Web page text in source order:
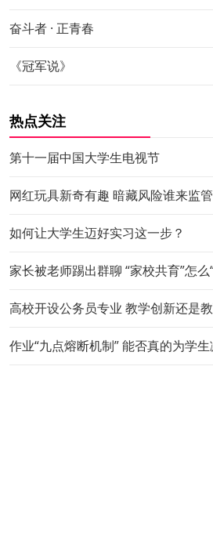
奋斗者 · 正青春
《冠军说》
热点关注
第十一届中国大学生电视节
网红玩具新奇有趣 暗藏风险谁来监
如何让大学生迈好实习这一步？
家长被老师踢出群聊 “家校共育”怎么
高校开设公务员专业 教学创新还是
作业“九点熔断机制” 能否真的为学生